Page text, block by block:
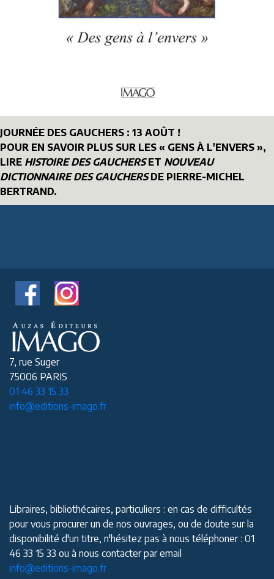
JOURNÉE DES GAUCHERS : 13 AOÛT !
POUR EN SAVOIR PLUS SUR LES « GENS À L'ENVERS »,
LIRE HISTOIRE DES GAUCHERSET NOUVEAU
DICTIONNAIRE DES GAUCHERSDE PIERRE-MICHEL
BERTRAND.
7, rue Suger
75006 PARIS
01 46 33 15 33
info@editions-imago.fr
Libraires, bibliothécaires, particuliers : en cas de difficultés
pour vous procurer un de nos ouvrages, ou de doute sur la
disponibilité d'un titre, n'hésitez pas à nous téléphoner : 01
46 33 15 33 ou à nous contacter par email
info@editions-imago.fr